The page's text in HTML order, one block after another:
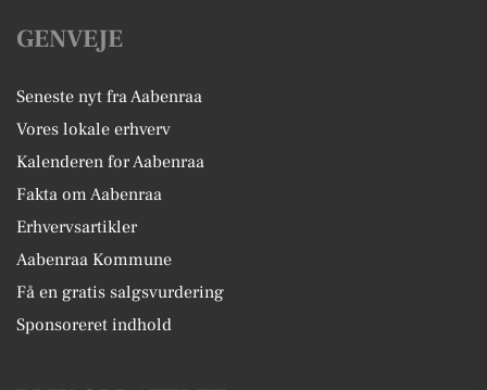
GENVEJE
Seneste nyt fra Aabenraa
Vores lokale erhverv
Kalenderen for Aabenraa
Fakta om Aabenraa
Erhvervsartikler
Aabenraa Kommune
Få en gratis salgsvurdering
Sponsoreret indhold